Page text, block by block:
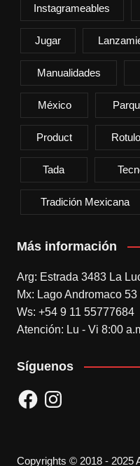
Instagrameables
Jugar
Manualidades
México
Product
Tada
Tradición Mexicana
Más información
Arg: Estrada 3483 La
Mx: Lago Andromaco
Ws: +54 9 11 55777684
Atención: Lu - Vi 8:00
Síguenos
FacebookInstagram
Copyrights © 2018 - 2025